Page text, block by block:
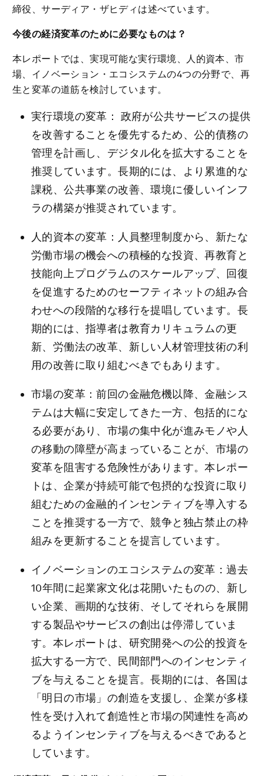
締役、サーディア・ザヒディは述べています。
今後の経済変革のために必要なものは？
本レポートでは、実現可能な実行環境、人的資本、市
場、イノベーション・エコシステムの4つの分野で、再
生と変革の道筋を検討しています。
実行環境の変革： 政府が公共サービスの提供
を改善することを優先するため、公的債務の
管理を計画し、デジタル化を拡大することを
推奨しています。長期的には、より累進的な
課税、公共事業の改善、環境に優しいインフ
ラの構築が推奨されています。
人的資本の変革：人員整理制度から、新たな
労働市場の機会への積極的な投資、再教育と
技能向上プログラムのスケールアップ、回復
を促進するためのセーフティネットの組み合
わせへの段階的な移行を提唱しています。長
期的には、指導者は教育カリキュラムの更
新、労働法の改革、新しい人材管理技術の利
用の改善に取り組むべきでもあります。
市場の変革：前回の金融危機以降、金融シス
テムは大幅に安定してきた一方、包括的にな
る必要があり、市場の集中化が進みモノや人
の移動の障壁が高まっていることが、市場の
変革を阻害する危険性があります。本レポー
トは、企業が持続可能で包摂的な投資に取り
組むための金融的インセンティブを導入する
ことを推奨する一方で、競争と独占禁止の枠
組みを更新することを提言しています。
イノベーションのエコシステムの変革：過去
10年間に起業家文化は花開いたものの、新し
い企業、画期的な技術、そしてそれらを展開
する製品やサービスの創出は停滞していま
す。本レポートは、研究開発への公的投資を
拡大する一方で、民間部門へのインセンティ
ブを与えることを提言。長期的には、各国は
「明日の市場」の創造を支援し、企業が多様
性を受け入れて創造性と市場の関連性を高め
るようインセンティブを与えるべきであると
しています。